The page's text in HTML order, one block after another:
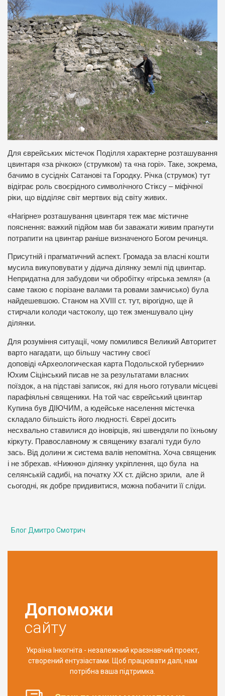
Для єврейських містечок Поділля характерне розташування
цвинтаря «за річкою» (струмком) та «на горі». Таке, зокрема,
бачимо в сусідніх Сатанові та Городку. Річка (струмок) тут
відіграє роль своєрідного символічного Стіксу – міфічної
ріки, що відділяє світ мертвих від світу живих.
«Нагірне» розташування цвинтаря теж має містичне
пояснення: важкий підйом мав би заважати живим прагнути
потрапити на цвинтар раніше визначеного Богом речинця.
Присутній і прагматичний аспект. Громада за власні кошти
мусила викуповувати у дідича ділянку землі під цвинтар.
Непридатна для забудови чи обробітку «гірська земля» (а
саме такою є порізане валами та ровами замчисько) була
найдешевшою. Станом на XVIII ст. тут, вірогідно, ще й
стирчали колоди частоколу, що теж зменшувало ціну
ділянки.
Для розуміння ситуації, чому помилився Великий Авторитет
варто нагадати, що більшу частину своєї
доповіді «Археологическая карта Подольской губернии»
Юхим Сіцінський писав не за результатами власних
поїздок, а на підставі записок, які для нього готували місцеві
парафіяльні священики. На той час єврейський цвинтар
Купина був ДІЮЧИМ, а юдейське населення містечка
складало більшість його людності. Євреї досить
несхвально ставилися до іновірців, які швендяли по їхньому
кіркуту. Православному ж священику взагалі туди було
зась. Від долини ж система валів непомітна. Хоча священик
і не збрехав. «Нижню» ділянку укріплення, що була на
селянській садибі, на початку ХХ ст. дійсно зрили, але й
сьогодні, як добре придивитися, можна побачити її сліди.
Блог Дмитро Смотрич
Допоможи
сайту
Україна Інкогніта - незалежний краєзнавчий проект,
створений ентузіастами. Щоб працювати далі, нам
потрібна ваша підтримка.